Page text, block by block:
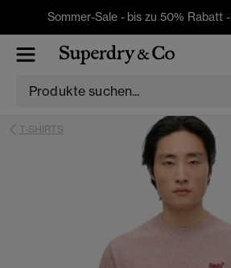
Sommer-Sale - bis zu 50% Rabatt -
T-SHIRTS